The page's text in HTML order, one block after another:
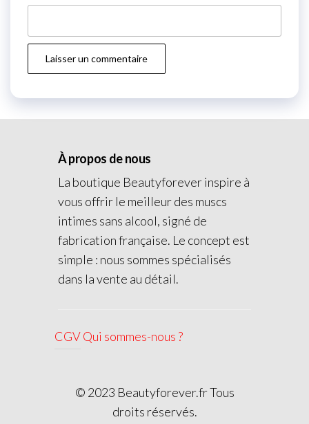
À propos de nous
La boutique Beautyforever inspire à
vous offrir le meilleur des muscs
intimes sans alcool, signé de
fabrication française. Le concept est
simple : nous sommes spécialisés
dans la vente au détail.
CGVQui sommes-nous ?
© 2023 Beautyforever.fr Tous
droits réservés.